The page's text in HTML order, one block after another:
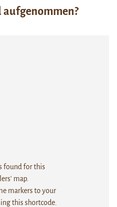
aufgenommen?
found for this
map.
markers to your
this shortcode.